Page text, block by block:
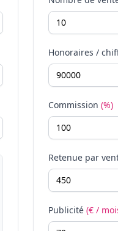
Honoraires /
Commission (%)
Retenue par
Publicité (€ /